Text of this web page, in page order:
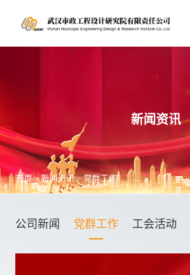
新闻资讯
首页>新闻资讯>党群工作
公司新闻 党群工作 工会活动